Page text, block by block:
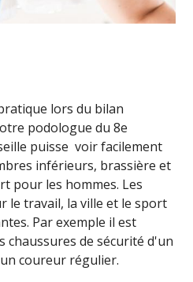
lors du bilan
podologue du 8e
puisse voir facilement
inférieurs, brassière et
pour les hommes. Les
le travail, la ville et le sport
Par exemple il est
chaussures de sécurité d'un
coureur régulier.